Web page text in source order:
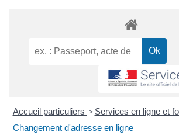
Accueil particuliers > Services en ligne et
Changement d'adresse en ligne